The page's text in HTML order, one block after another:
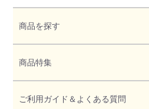
商品を探す
商品特集
ご利用ガイド＆よくある質問